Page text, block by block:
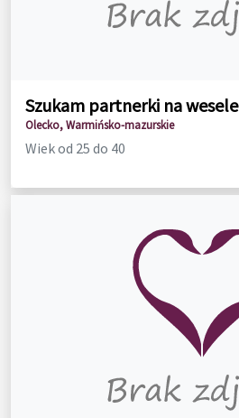
Szukam partnerki na wesele
Olecko, Warmińsko-mazurskie
Wiek od 25 do 40